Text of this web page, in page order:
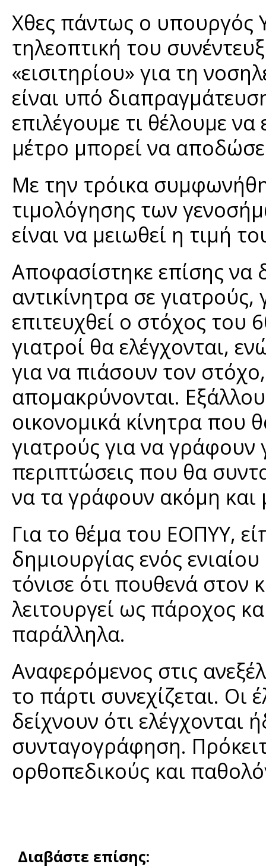
Χθες πάντως ο υπουργός
τηλεοπτική του
«εισιτηρίου» για τη
είναι υπό
επιλέγουμε τι θέλουμε
μέτρο μπορεί να
Με την τρόικα
τιμολόγησης των
είναι να μειωθεί η τιμή
Αποφασίστηκε επίσης να
αντικίνητρα σε
επιτευχθεί ο στόχος του
γιατροί θα ελέγχονται,
για να πιάσουν τον
απομακρύνονται.
οικονομικά κίνητρα
γιατρούς για να
περιπτώσεις που θα
να τα γράφουν ακόμη και
Για το θέμα του ΕΟΠΥΥ,
δημιουργίας ενός
τόνισε ότι πουθενά
λειτουργεί ως πάροχος
παράλληλα.
Αναφερόμενος στις
το πάρτι συνεχίζεται. Οι
δείχνουν ότι ελέγχονται
συνταγογράφηση.
ορθοπεδικούς και
Διαβάστε επίσης: